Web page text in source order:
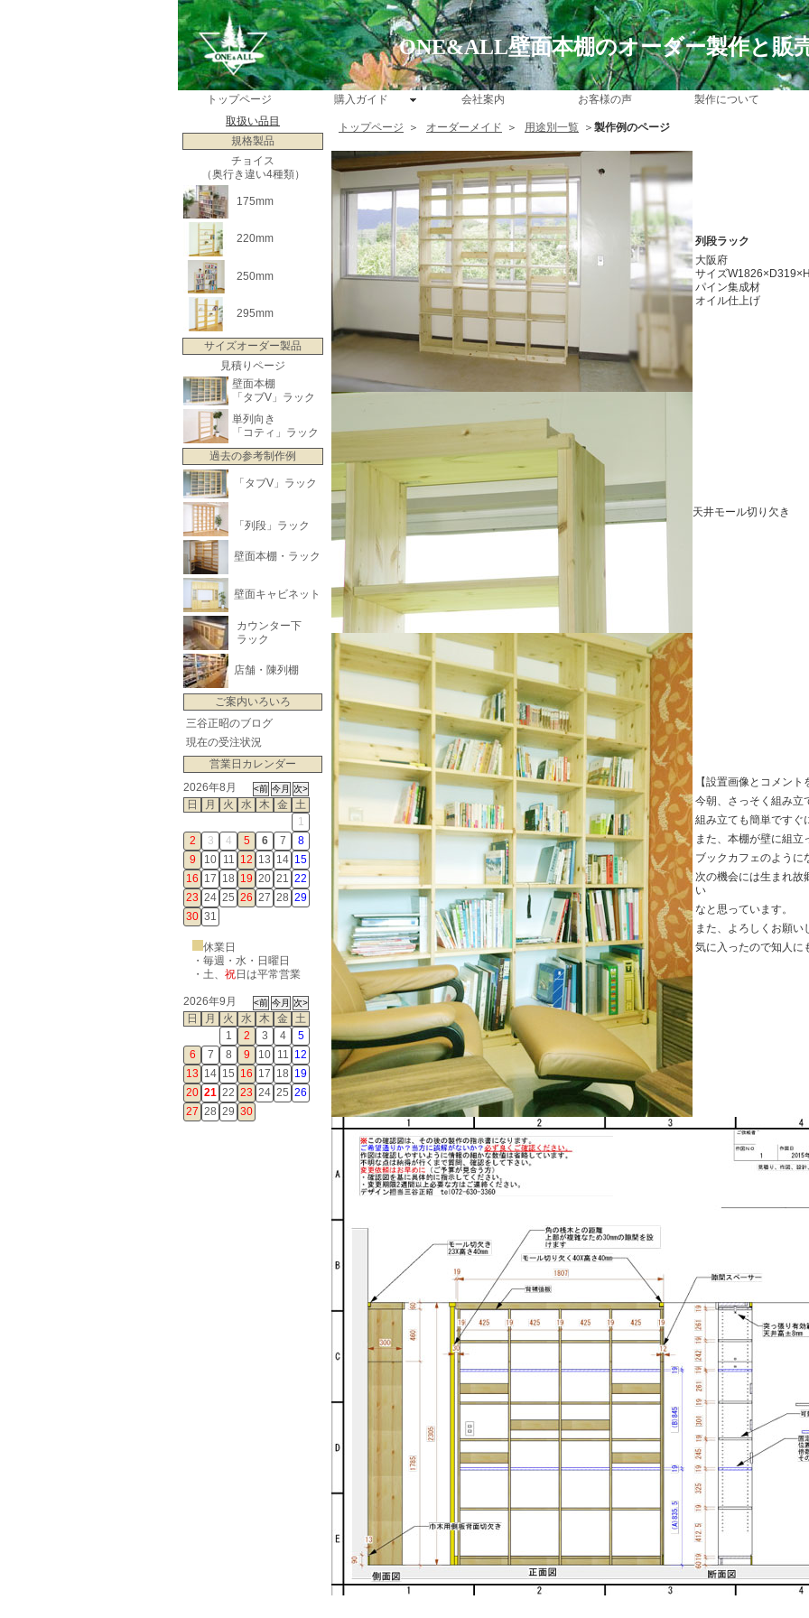
ONE&ALL壁面本棚のオーダー製作と販
トップページ 購入ガイド 会社案内 お客様の声 製作について
取扱い品目
規格製品
チョイス
（奥行き違い4種類）
175mm
220mm
250mm
295mm
サイズオーダー製品
見積りページ
壁面本棚
「タブV」ラック
単列向き
「コティ」ラック
過去の参考制作例
「タブV」ラック
「列段」ラック
壁面本棚・ラック
壁面キャビネット
カウンター下
ラック
店舗・陳列棚
ご案内いろいろ
三谷正昭のブログ
現在の受注状況
営業日カレンダー
2026年8月
日
月 火 水 木 金
土
1
2
3 4 5 6 7
8
9
10 11 12 13 14 15
16 17 18 19 20 21 22
23 24 25 26 27 28 29
30 31
休業日
・毎週・水・日曜日
・ 土、 祝日は平常営業
2026年9月
日
月 火 水 木 金
土
1
2 3 4
5
6
7 8 9 10 11 12
13 14 15 16 17 18 19
20 21 22 23 24 25 26
27 28 29 30
トップページ ＞ オーダーメイド ＞ 用途別一覧 ＞ 製作例のページ
列段ラック
大阪府
サイズ
パイン集成材
オイル仕上げ
天井モール切り欠き
【設置画像とコメント
今朝、さっそく組み立
組み立ても簡単ですぐ
また、本棚が壁に組立
ブックカフェのように
次の機会には生まれ故
い
なと思っています。
また、よろしくお願い
気に入ったので知人に